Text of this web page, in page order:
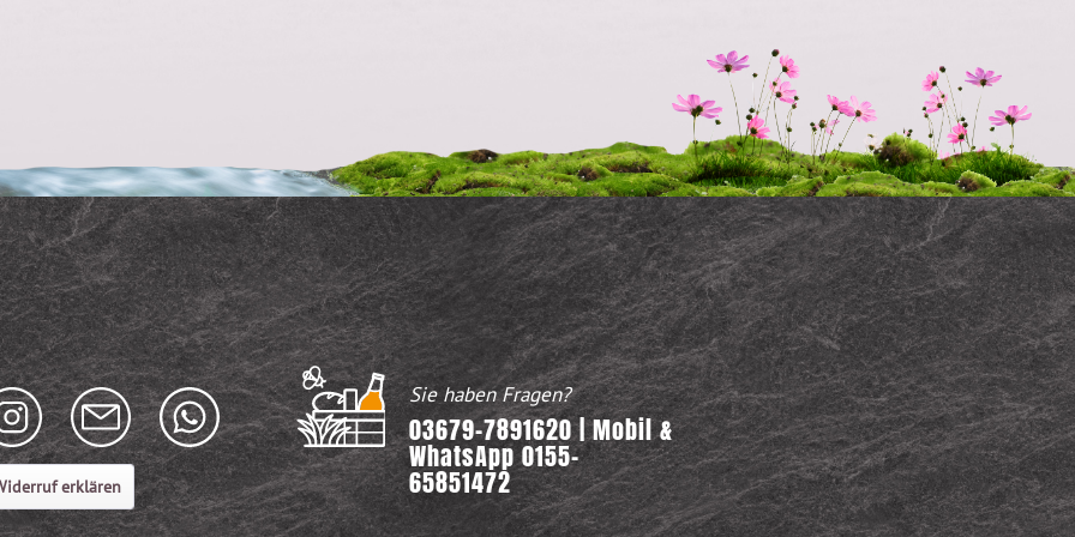
erklären
Sie haben Fragen?
03679-7891620 | Mobil &
WhatsApp 0155-
65851472